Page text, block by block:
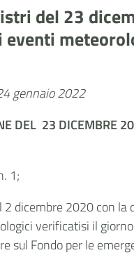
del 23
eventi
gennaio 2022
DEL 23 DICEMBRE
1;
dicembre 2020 con
verificatisi il
sul Fondo per le